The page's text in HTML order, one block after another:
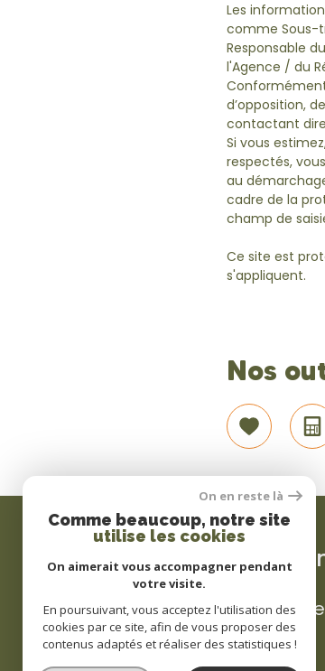
Les
comme Sous-
Responsable
l'Agence / du
d’opposition,
contactant
Si vous
respectés,
au
cadre de la
champ de
Ce site est
s'appliquent.
Nos
Se
On en reste là
Comme beaucoup, notre site
utilise les cookies
On aimerait vous accompagner pendant
votre visite.
En poursuivant, vous acceptez l'utilisation des
cookies par ce site, afin de vous proposer des
contenus adaptés et réaliser des statistiques !